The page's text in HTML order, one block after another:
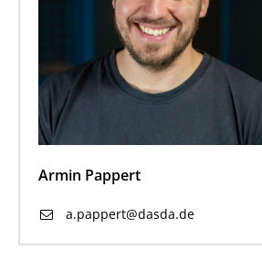
Armin Pappert
a.pappert@dasda.de